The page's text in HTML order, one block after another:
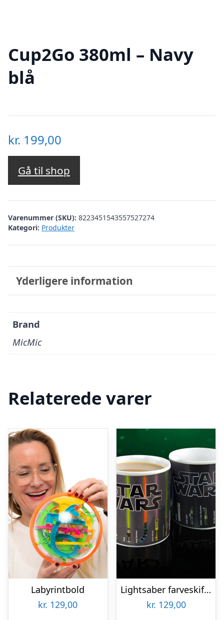
Cup2Go 380ml – Navy
blå
kr. 199,00
Gå til shop
Varenummer (SKU): 8223451543557527274
Kategori: Produkter
Yderligere information
Brand
MicMic
Relaterede varer
Labyrintbold
kr. 129,00
Lightsaber farveskiftende krus
kr. 129,00